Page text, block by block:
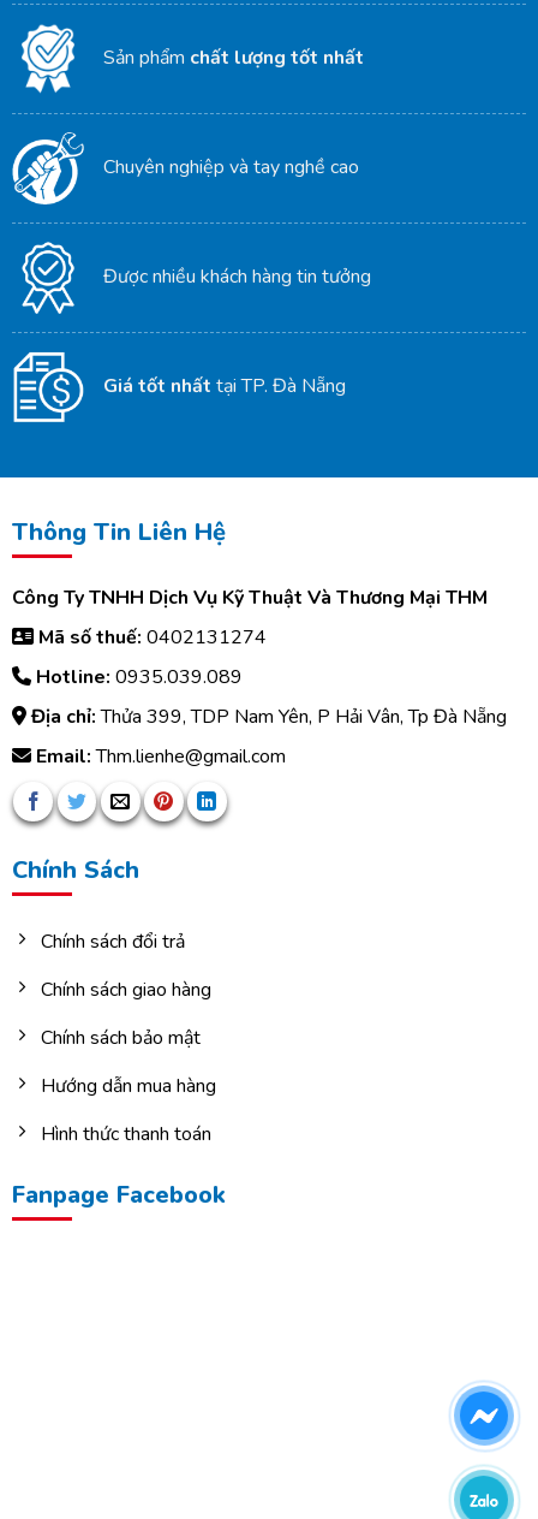
Sản phẩm chất lượng tốt nhất
Chuyên nghiệp và tay nghề cao
Được nhiều khách hàng tin tưởng
Giá tốt nhất tại TP. Đà Nẵng
Thông Tin Liên Hệ
Công Ty TNHH Dịch Vụ Kỹ Thuật Và Thương Mại THM
Mã số thuế: 0402131274
Hotline: 0935.039.089
Địa chỉ:Thửa 399, TDP Nam Yên, P Hải Vân, Tp Đà Nẵng
Email:Thm.lienhe@gmail.com
Chính Sách
Chính sách đổi trả
Chính sách giao hàng
Chính sách bảo mật
Hướng dẫn mua hàng
Hình thức thanh toán
Fanpage Facebook